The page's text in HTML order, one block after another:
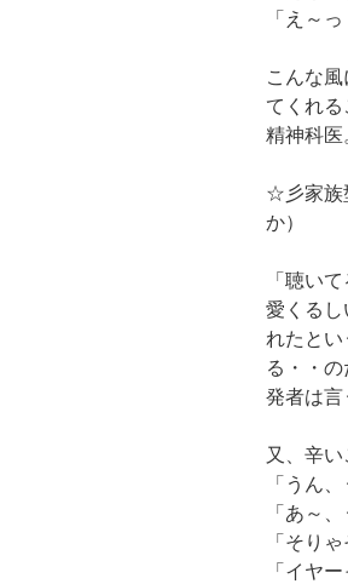
「え～
こんな
てくれる
精神科医
☆彡家族
か）
「聴いて
愛くるし
れたと
る・・
発者は言
又、辛
「うん、
「あ～、
「そり
「イヤ